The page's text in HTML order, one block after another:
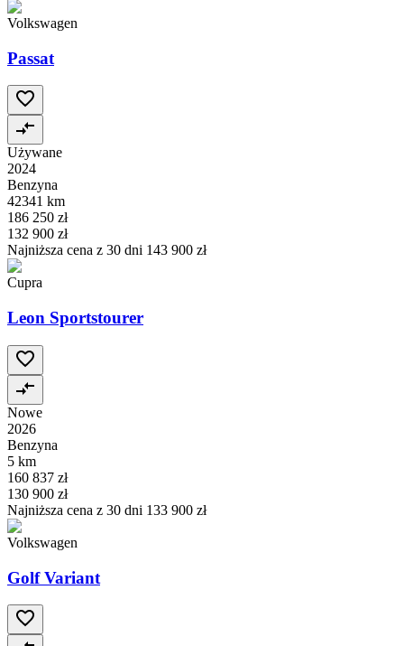
Volkswagen
Passat
Używane
2024
Benzyna
42341 km
186 250 zł
132 900 zł
Najniższa cena z 30 dni 143 900 zł
Cupra
Leon Sportstourer
Nowe
2026
Benzyna
5 km
160 837 zł
130 900 zł
Najniższa cena z 30 dni 133 900 zł
Volkswagen
Golf Variant